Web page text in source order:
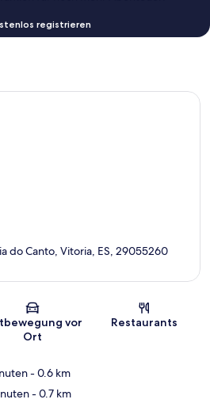
registrieren
Karte
do Canto, Vitoria, ES, 29055260
vor
Ort
Restaurants
- 0.6 km
- 0.7 km